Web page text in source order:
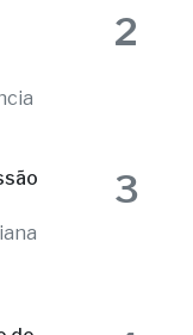
2
3